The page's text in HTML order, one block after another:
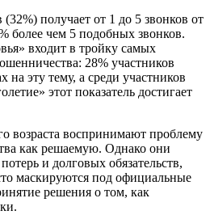
получает от 1 до 5 звонков от
более чем 5 подобных звонков.
входит в тройку самых
28% участников
на эту тему, а среди участников
этот показатель достигает
возраста воспринимают проблему
как решаемую. Однако они
и долговых обязательств,
маскируются под официальные
решения о том, как